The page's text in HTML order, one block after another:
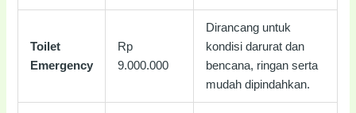
Toilet
Emergency
Rp
9.000.000
Dirancang untuk
kondisi darurat dan
bencana, ringan serta
mudah dipindahkan.